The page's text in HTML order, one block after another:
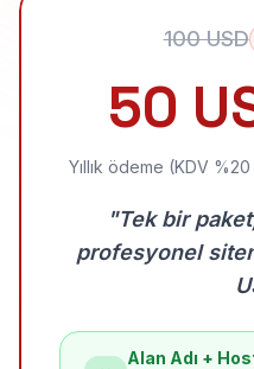
100 USD
50
Yıllık ödeme (KDV
"Tek bir
profesyonel
Alan Adı +